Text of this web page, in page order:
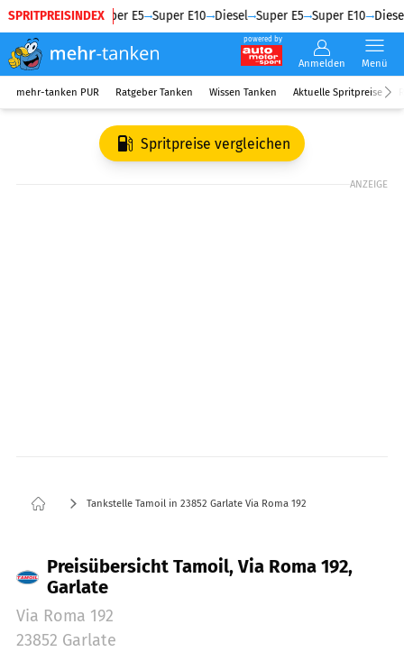
SPRITPREISINDEX
Diesel Super E5 Super E10 Diesel Super E5 Super E10 Diesel
powered by
Anmelden Menü
mehr-tanken PUR Ratgeber Tanken Wissen Tanken Aktuelle Spritpreise
Spritpreise vergleichen
ANZEIGE
Tankstelle Tamoil in 23852 Garlate Via Roma 192
Preisübersicht Tamoil, Via Roma 192,
Garlate
Via Roma 192
23852 Garlate